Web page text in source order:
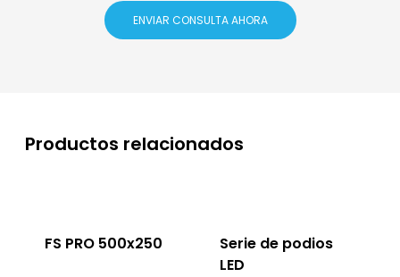
ENVIAR CONSULTA AHORA
Productos relacionados
FS PRO 500x250
Serie de podios
LED